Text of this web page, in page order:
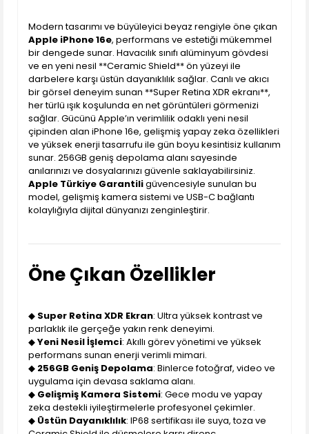
Modern tasarımı ve büyüleyici beyaz rengiyle öne çıkan
Apple iPhone 16e, performans ve estetiği mükemmel
bir dengede sunar. Havacılık sınıfı alüminyum gövdesi
ve en yeni nesil **Ceramic Shield** ön yüzeyi ile
darbelere karşı üstün dayanıklılık sağlar. Canlı ve akıcı
bir görsel deneyim sunan **Super Retina XDR ekranı**,
her türlü ışık koşulunda en net görüntüleri görmenizi
sağlar. Gücünü Apple’ın verimlilik odaklı yeni nesil
çipinden alan iPhone 16e, gelişmiş yapay zeka özellikleri
ve yüksek enerji tasarrufu ile gün boyu kesintisiz kullanım
sunar. 256GB geniş depolama alanı sayesinde
anılarınızı ve dosyalarınızı güvenle saklayabilirsiniz.
Apple Türkiye Garantiligüvencesiyle sunulan bu
model, gelişmiş kamera sistemi ve USB-C bağlantı
kolaylığıyla dijital dünyanızı zenginleştirir.
Öne Çıkan Özellikler
◆ Super Retina XDR Ekran: Ultra yüksek kontrast ve
parlaklık ile gerçeğe yakın renk deneyimi.
◆Yeni Nesil İşlemci: Akıllı görev yönetimi ve yüksek
performans sunan enerji verimli mimari.
◆ 256GB Geniş Depolama: Binlerce fotoğraf, video ve
uygulama için devasa saklama alanı.
◆ Gelişmiş Kamera Sistemi: Gece modu ve yapay
zeka destekli iyileştirmelerle profesyonel çekimler.
◆ Üstün Dayanıklılık: IP68 sertifikası ile suya, toza ve